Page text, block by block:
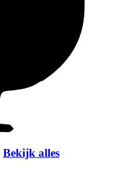
Bekijk alles